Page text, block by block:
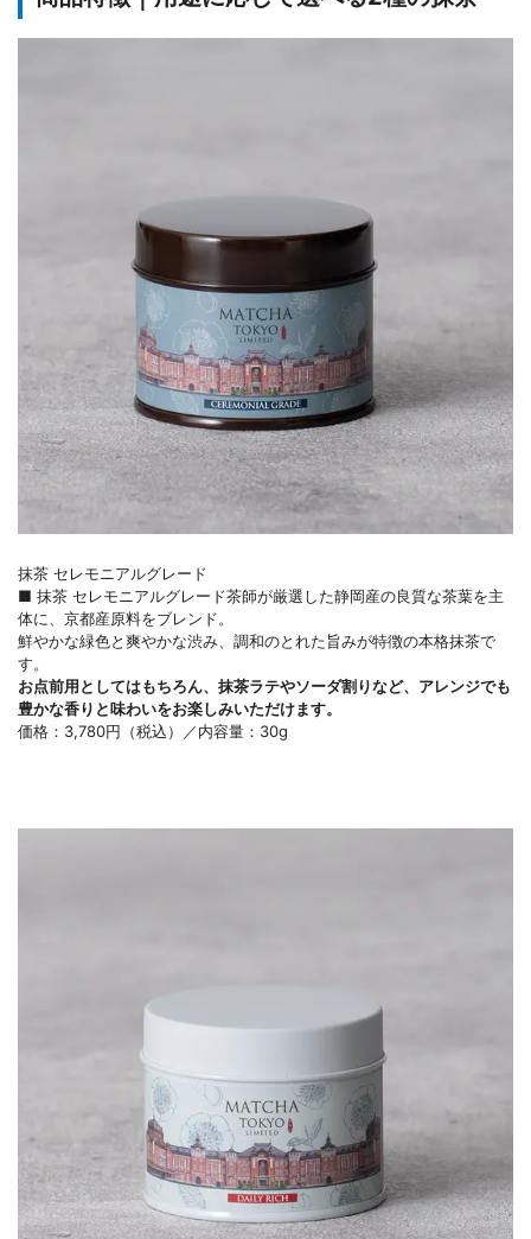
抹茶 セレモニアルグレード
■ 抹茶 セレモニアルグレード茶師が厳選した静岡産の良質な茶葉を主
体に、京都産原料をブレンド。
鮮やかな緑色と爽やかな渋み、調和のとれた旨みが特徴の本格抹茶で
す。
お点前用としてはもちろん、抹茶ラテやソーダ割りなど、アレンジでも
豊かな香りと味わいをお楽しみいただけます。
価格：3,780円（税込）／内容量：30g